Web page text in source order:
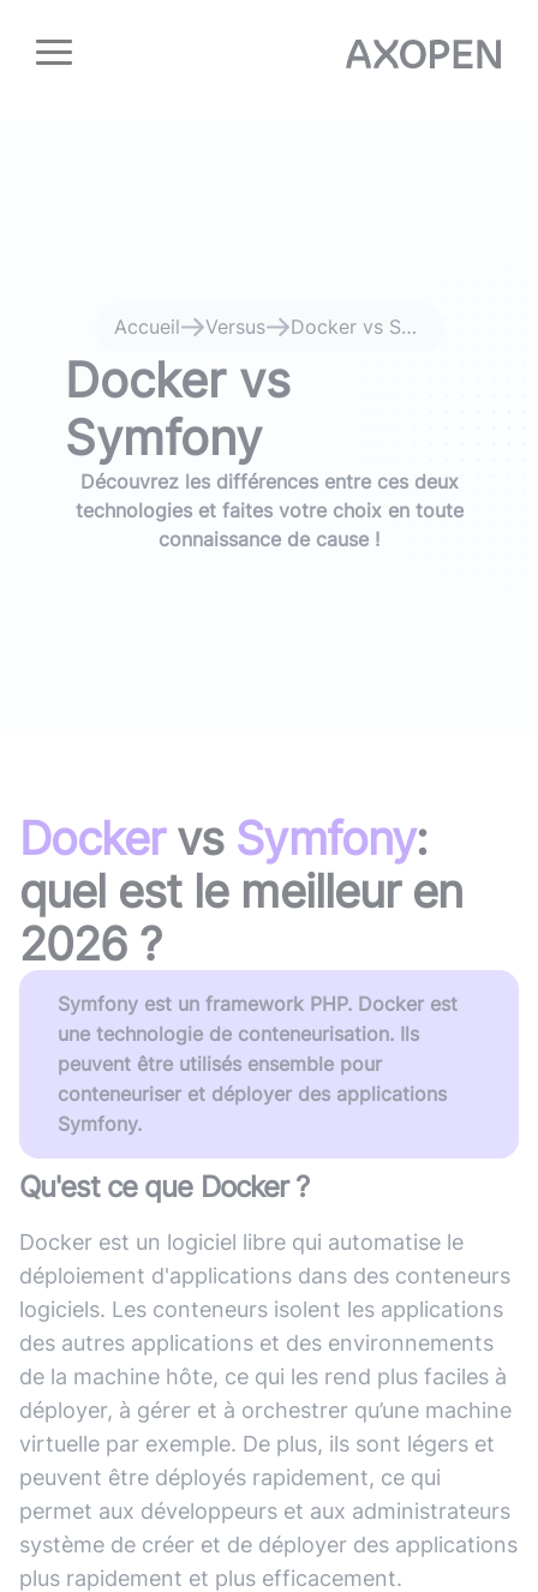
Accueil Versus Docker vs Symfony
Docker vs
Symfony
Découvrez les différences entre ces deux
technologies et faites votre choix en toute
connaissance de cause !
Dockervs Symfony:
quel est le meilleur en
2026 ?
Symfony est un framework PHP. Docker est
une technologie de conteneurisation. Ils
peuvent être utilisés ensemble pour
conteneuriser et déployer des applications
Symfony.
Qu'est ce que Docker?
Docker est un logiciel libre qui automatise le
déploiement d'applications dans des conteneurs
logiciels. Les conteneurs isolent les applications
des autres applications et des environnements
de la machine hôte, ce qui les rend plus faciles à
déployer, à gérer et à orchestrer qu’une machine
virtuelle par exemple. De plus, ils sont légers et
peuvent être déployés rapidement, ce qui
permet aux développeurs et aux administrateurs
système de créer et de déployer des applications
plus rapidement et plus efficacement.